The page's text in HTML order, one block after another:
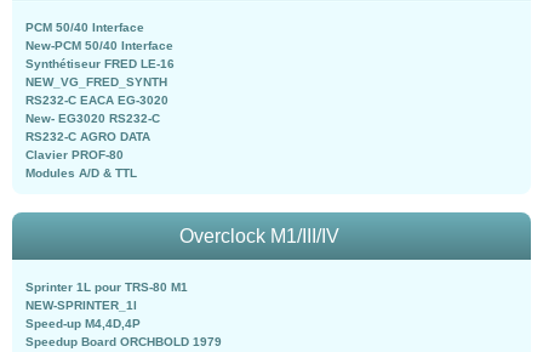
PCM 50/40 Interface
New-PCM 50/40 Interface
Synthétiseur FRED LE-16
NEW_VG_FRED_SYNTH
RS232-C EACA EG-3020
New- EG3020 RS232-C
RS232-C AGRO DATA
Clavier PROF-80
Modules A/D & TTL
Overclock M1/III/IV
Sprinter 1L pour TRS-80 M1
NEW-SPRINTER_1l
Speed-up M4,4D,4P
Speedup Board ORCHBOLD 1979